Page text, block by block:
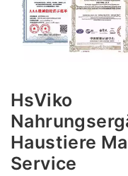
HsViko
Haustiere
Service